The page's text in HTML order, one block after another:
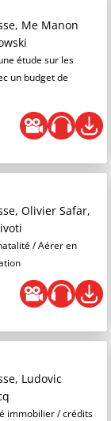
Me Manon
étude sur les
un budget de
Olivier Safar,
/ Aérer en
Ludovic
immobilier / crédits